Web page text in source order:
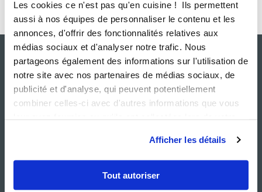
Les cookies ce n'est pas qu'en cuisine ! Ils permettent
aussi à nos équipes de personnaliser le contenu et les
annonces, d'offrir des fonctionnalités relatives aux
médias sociaux et d'analyser notre trafic. Nous
partageons également des informations sur l'utilisation de
notre site avec nos partenaires de médias sociaux, de
publicité et d'analyse, qui peuvent potentiellement
combiner celles-ci avec d'autres informations que vous
Afficher les détails
Tout autoriser
Le Mag'
C.G.U